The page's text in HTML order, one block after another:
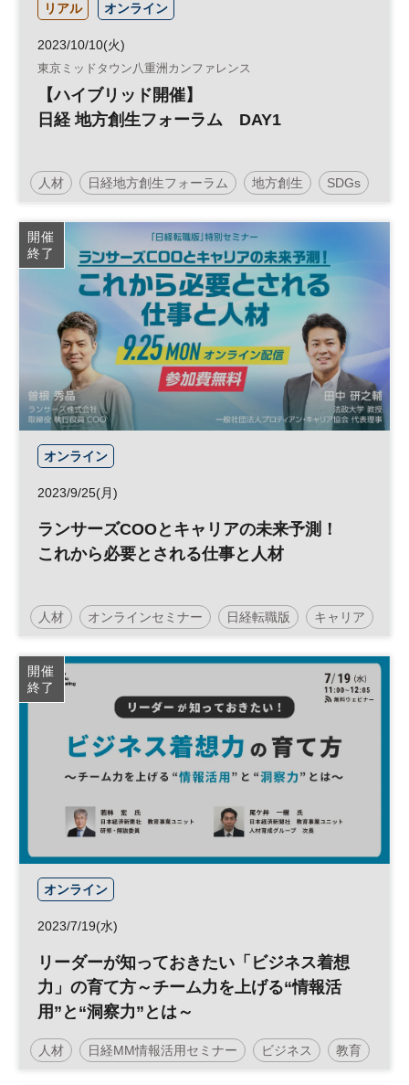
リアル オンライン
2023/10/10(火)
東京ミッドタウン八重洲カンファレンス
【ハイブリッド開催】
日経 地方創生フォーラム DAY1
人材 日経地方創生フォーラム 地方創生 SDGs
インバウンド 観光
参加無料
開催
終了
オンライン
2023/9/25(月)
ランサーズCOOとキャリアの未来予測！
これから必要とされる仕事と人材
人材 オンラインセミナー 日経転職版 キャリア
働き方
参加無料
開催
終了
オンライン
2023/7/19(水)
リーダーが知っておきたい「ビジネス着想
力」の育て方～チーム力を上げる“情報活
用”と“洞察力”とは～
人材 日経MM情報活用セミナー ビジネス 教育